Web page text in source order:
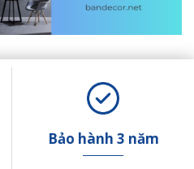
Bảo hành 3 năm